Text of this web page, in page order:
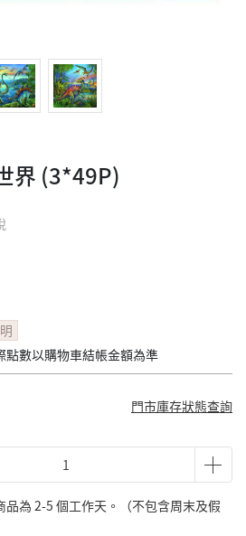
界 (3*49P)
數以購物車結帳金額為準
門市庫存狀態查詢
為 2-5 個工作天。（不包含周末及假